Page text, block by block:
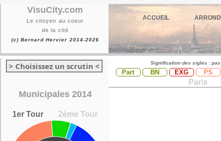
VisuCity.com
Le citoyen au coeur
de la cité
(c) Bernard Hervier 2014-2026
ACCUEIL
> Choisissez un scrutin <
Municipales 2014
1er Tour 2ème Tour
Signification des sigles :
Part BN EXG PS
Paris